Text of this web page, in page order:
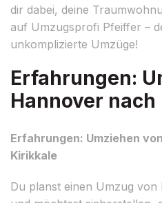
dir dabei, deine
auf Umzugsprofi Pfeiffer –
unkomplizierte Umzüge!
Erfahrungen:
Hannover
Erfahrungen: Umziehen
Kirikkale
Du planst einen Umzug